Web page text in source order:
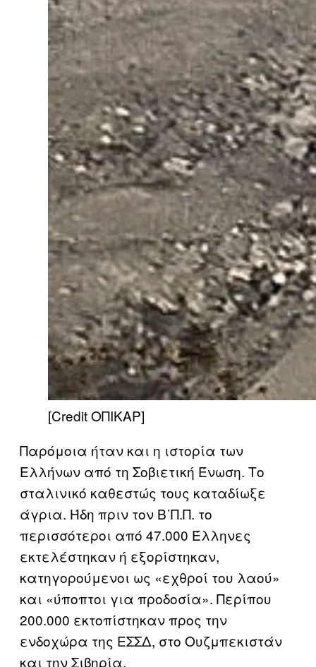
[Credit ΟΠΙΚΑΡ]
Παρόμοια ήταν και η ιστορία των
Ελλήνων από τη Σοβιετική Ένωση. Το
σταλινικό καθεστώς τους καταδίωξε
άγρια. Ήδη πριν τον Β΄Π.Π. το
περισσότεροι από 47.000 Έλληνες
εκτελέστηκαν ή εξορίστηκαν,
κατηγορούμενοι ως «εχθροί του λαού»
και «ύποπτοι για προδοσία». Περίπου
200.000 εκτοπίστηκαν προς την
ενδοχώρα της ΕΣΣΔ, στο Ουζμπεκιστάν
και την Σιβηρία.